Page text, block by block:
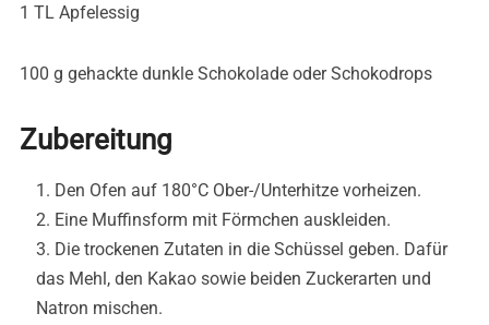
1 TL Apfelessig
100 g gehackte dunkle Schokolade oder Schokodrops
Zubereitung
Den Ofen auf 180°C Ober-/Unterhitze vorheizen.
Eine Muffinsform mit Förmchen auskleiden.
Die trockenen Zutaten in die Schüssel geben. Dafür
das Mehl, den Kakao sowie beiden Zuckerarten und
Natron mischen.